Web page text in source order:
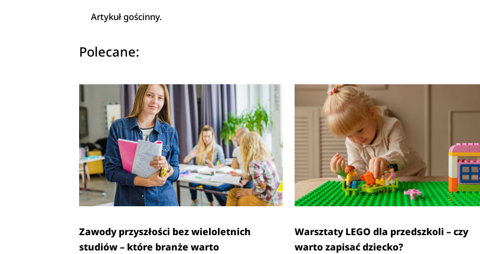
Artykuł gościnny.
Polecane:
Zawody przyszłości bez wieloletnich
studiów – które branże warto
Warsztaty LEGO dla przedszkoli – czy
warto zapisać dziecko?